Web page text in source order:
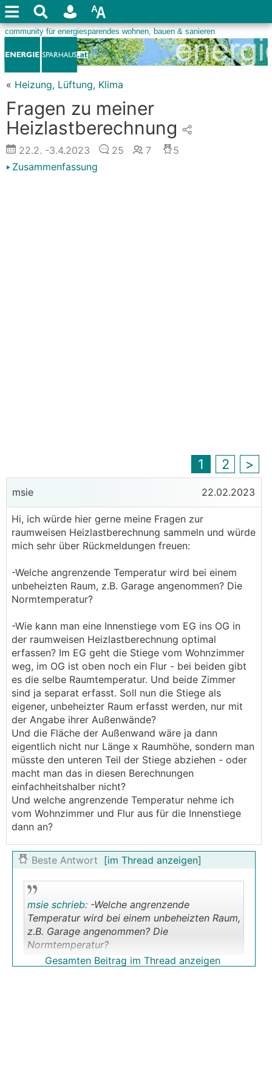
« Heizung, Lüftung, Klima
Fragen zu meiner
Heizlastberechnung
22.2. -3.4.2023 25 7
5
Zusammenfassung
1 2 >
msie 22.02.2023
Hi, ich würde hier gerne meine Fragen zur
raumweisen Heizlastberechnung sammeln und würde
mich sehr über Rückmeldungen freuen:
-Welche angrenzende Temperatur wird bei einem
unbeheizten Raum, z.B. Garage angenommen? Die
Normtemperatur?
-Wie kann man eine Innenstiege vom EG ins OG in
der raumweisen Heizlastberechnung optimal
erfassen? Im EG geht die Stiege vom Wohnzimmer
weg, im OG ist oben noch ein Flur - bei beiden gibt
es die selbe Raumtemperatur. Und beide Zimmer
sind ja separat erfasst. Soll nun die Stiege als
eigener, unbeheizter Raum erfasst werden, nur mit
der Angabe ihrer Außenwände?
Und die Fläche der Außenwand wäre ja dann
eigentlich nicht nur Länge x Raumhöhe, sondern man
müsste den unteren Teil der Stiege abziehen - oder
macht man das in diesen Berechnungen
einfachheitshalber nicht?
Und welche angrenzende Temperatur nehme ich
vom Wohnzimmer und Flur aus für die Innenstiege
dann an?
Beste Antwort [im Thread anzeigen]
msie schrieb: -Welche angrenzende
Temperatur wird bei einem unbeheizten Raum,
z.B. Garage angenommen? Die
Normtemperatur?
Nein, da wird der angrenzende Raumtyp
Gesamten Beitrag im Thread anzeigen